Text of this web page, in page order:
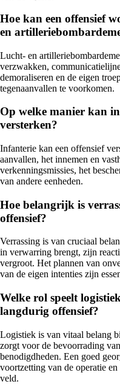
Hoe kan een offensief
en
Lucht- en
verzwakken,
demoraliseren en de eigen
tegenaanvallen te voorkomen.
Op welke manier kan
versterken?
Infanterie kan een offensief
aanvallen, het innemen en
verkenningsmissies, het
van andere eenheden.
Hoe belangrijk is
offensief?
Verrassing is van cruciaal
in verwarring brengt, zijn
vergroot. Het plannen van
van de eigen intenties zijn
Welke rol speelt
langdurig offensief?
Logistiek is van vitaal belang
zorgt voor de bevoorrading
benodigdheden. Een goed
voortzetting van de operatie
veld.